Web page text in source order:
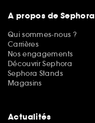
A propos de Sephora
Qui sommes-nous ?
Carrières
Nos engagements
Découvrir Sephora
Sephora Stands
Magasins
Actualités